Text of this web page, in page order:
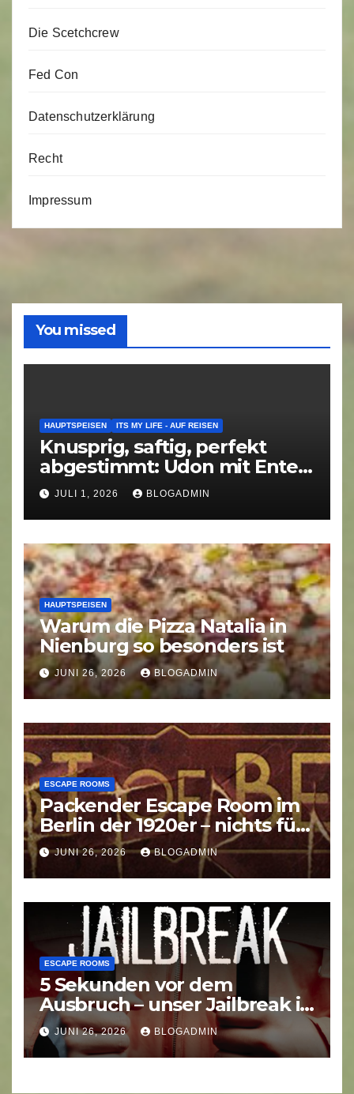
Die Scetchcrew
Fed Con
Datenschutzerklärung
Recht
Impressum
You missed
HAUPTSPEISEN ITS MY LIFE - AUF REISEN
Knusprig, saftig, perfekt
abgestimmt: Udon mit Ente
am Potsdamer Platz
JULI 1, 2026 BLOGADMIN
HAUPTSPEISEN
Warum die Pizza Natalia in
Nienburg so besonders ist
JUNI 26, 2026 BLOGADMIN
ESCAPE ROOMS
Packender Escape Room im
Berlin der 1920er – nichts für
schwache Nerven
JUNI 26, 2026 BLOGADMIN
ESCAPE ROOMS
5 Sekunden vor dem
Ausbruch – unser Jailbreak in
Hamburg
JUNI 26, 2026 BLOGADMIN